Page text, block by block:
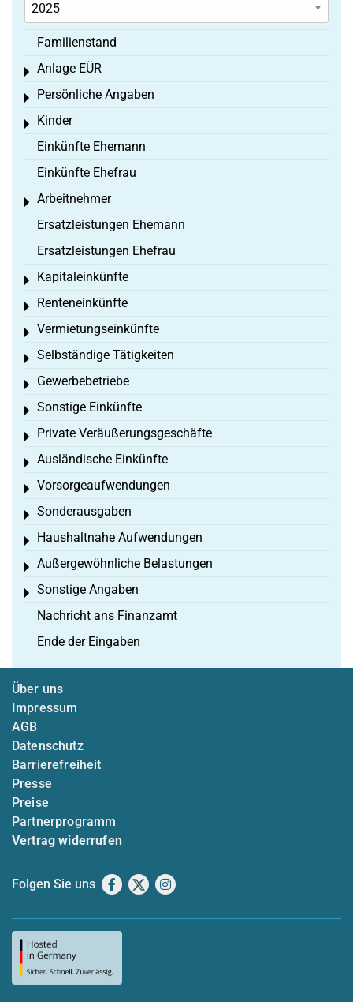
Familienstand
Anlage EÜR
Toggle menu
Persönliche Angaben
Toggle menu
Kinder
Toggle menu
Einkünfte Ehemann
Einkünfte Ehefrau
Arbeitnehmer
Toggle menu
Ersatzleistungen Ehemann
Ersatzleistungen Ehefrau
Kapitaleinkünfte
Toggle menu
Renteneinkünfte
Toggle menu
Vermietungseinkünfte
Toggle menu
Selbständige Tätigkeiten
Toggle menu
Gewerbebetriebe
Toggle menu
Sonstige Einkünfte
Toggle menu
Private Veräußerungsgeschäfte
Toggle menu
Ausländische Einkünfte
Toggle menu
Vorsorgeaufwendungen
Toggle menu
Sonderausgaben
Toggle menu
Haushaltnahe Aufwendungen
Toggle menu
Außergewöhnliche Belastungen
Toggle menu
Sonstige Angaben
Toggle menu
Nachricht ans Finanzamt
Ende der Eingaben
Über uns
Impressum
AGB
Datenschutz
Barrierefreiheit
Presse
Preise
Partnerprogramm
Vertrag widerrufen
Folgen Sie uns Facebook
X Instagram